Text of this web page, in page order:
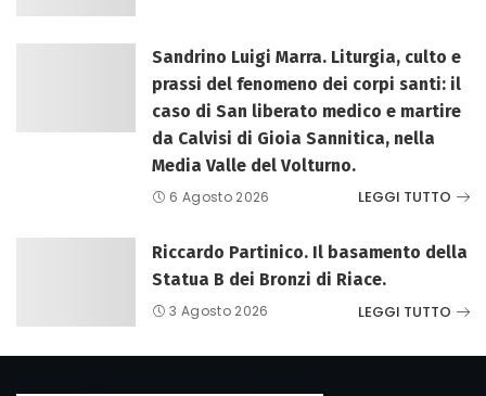
Sandrino Luigi Marra. Liturgia, culto e
prassi del fenomeno dei corpi santi: il
caso di San liberato medico e martire
da Calvisi di Gioia Sannitica, nella
Media Valle del Volturno.
6 Agosto 2026 LEGGI TUTTO
Riccardo Partinico. Il basamento della
Statua B dei Bronzi di Riace.
3 Agosto 2026 LEGGI TUTTO